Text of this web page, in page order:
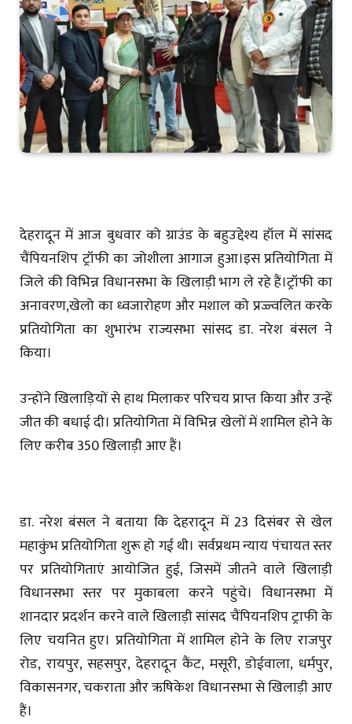
देहरादून में आज बुधवार को ग्राउंड के बहुउद्देश्य हॉल में सांसद
चैंपियनशिप ट्रॉफी का जोशीला आगाज हुआ।इस प्रतियोगिता में
जिले की विभिन्न विधानसभा के खिलाड़ी भाग ले रहे हैं।ट्रॉफी का
अनावरण,खेलो का ध्वजारोहण और मशाल को प्रज्ज्वलित करके
प्रतियोगिता का शुभारंभ राज्यसभा सांसद डा. नरेश बंसल ने
किया।
उन्होंने खिलाड़ियों से हाथ मिलाकर परिचय प्राप्त किया और उन्हें
जीत की बधाई दी। प्रतियोगिता में विभिन्न खेलों में शामिल होने के
लिए करीब 350 खिलाड़ी आए हैं।
डा. नरेश बंसल ने बताया कि देहरादून में 23 दिसंबर से खेल
महाकुंभ प्रतियोगिता शुरू हो गई थी। सर्वप्रथम न्याय पंचायत स्तर
पर प्रतियोगिताएं आयोजित हुई, जिसमें जीतने वाले खिलाड़ी
विधानसभा स्तर पर मुकाबला करने पहुंचे। विधानसभा में
शानदार प्रदर्शन करने वाले खिलाड़ी सांसद चैंपियनशिप ट्राफी के
लिए चयनित हुए। प्रतियोगिता में शामिल होने के लिए राजपुर
रोड, रायपुर, सहसपुर, देहरादून कैंट, मसूरी, डोईवाला, धर्मपुर,
विकासनगर, चकराता और ऋषिकेश विधानसभा से खिलाड़ी आए
हैं।